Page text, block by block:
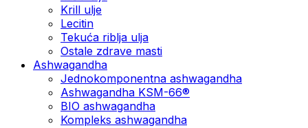
Krill ulje
Lecitin
Tekuća riblja ulja
Ostale zdrave masti
Ashwagandha
Jednokomponentna ashwagandha
Ashwagandha KSM-66®
BIO ashwagandha
Kompleks ashwagandha